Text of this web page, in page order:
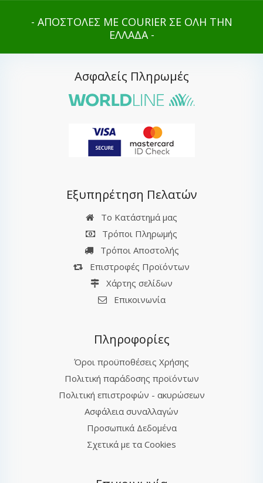
- ΑΠΟΣΤΟΛΕΣ ΜΕ COURIER ΣΕ ΟΛΗ ΤΗΝ
ΕΛΛΑΔΑ -
Ασφαλείς Πληρωμές
Εξυπηρέτηση Πελατών
Το Κατάστημά μας
Τρόποι Πληρωμής
Τρόποι Αποστολής
Επιστροφές Προϊόντων
Χάρτης σελίδων
Επικοινωνία
Πληροφορίες
Όροι προϋποθέσεις Χρήσης
Πολιτική παράδοσης προϊόντων
Πολιτική επιστροφών - ακυρώσεων
Ασφάλεια συναλλαγών
Προσωπικά Δεδομένα
Σχετικά με τα Cookies